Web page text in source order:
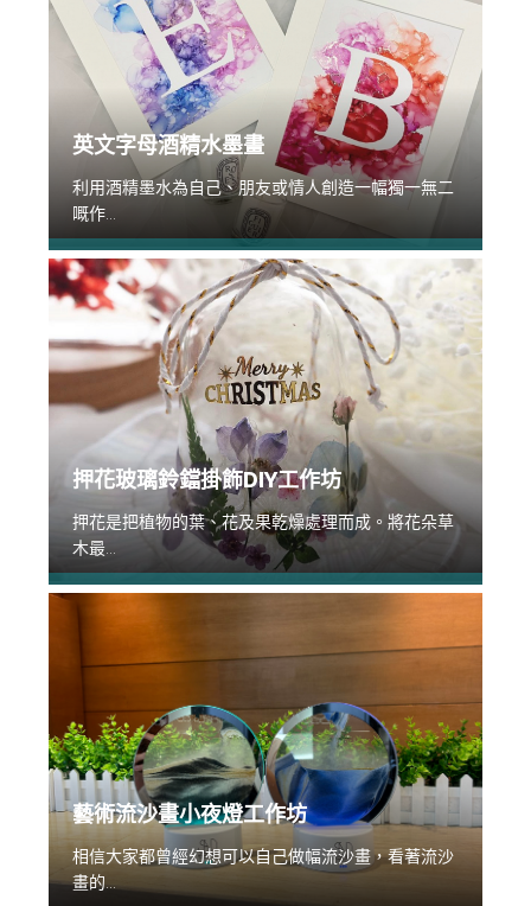
英文字母酒精水墨畫
利用酒精墨水為自己、朋友或情人創造一幅獨一無二
嘅作...
押花玻璃鈴鐺掛飾DIY工作坊
押花是把植物的葉、花及果乾燥處理而成。將花朵草
木最...
藝術流沙畫小夜燈工作坊
相信大家都曾經幻想可以自己做幅流沙畫，看著流沙
畫的...